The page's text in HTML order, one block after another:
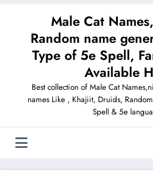
Male Cat
Random name
Type of 5e Spell,
Available
Best collection of Male Cat
names Like , Khajiit, Druids,
Spell & 5e